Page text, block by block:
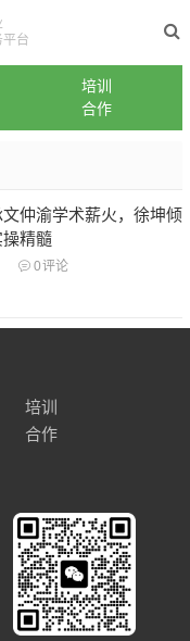
台
培训
合作
文仲渝学术薪火，徐坤倾
精髓
0评论
培训
合作